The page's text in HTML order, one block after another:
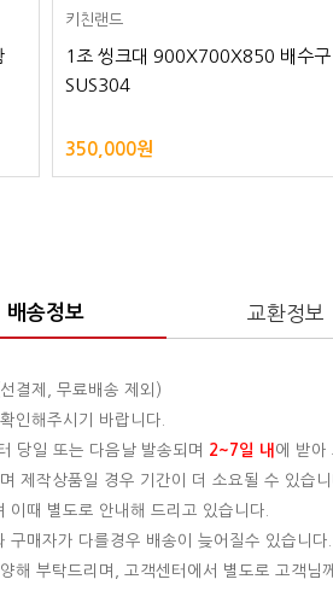
키친랜드
1조 씽크대 900X700X850 배수구
SUS304
350,000원
배송정보 교환정보
결제, 무료배송 제외)
인해주시기 바랍니다.
당일 또는 다음날 발송되며
2~7일 내 에 받아
제작상품일 경우 기간이 더 소요될 수 있습
이때 별도로 안내해 드리고 있습니다.
매자가 다를경우 배송이 늦어질수 있습니다.
해 부탁드리며, 고객센터에서 별도로 고객님